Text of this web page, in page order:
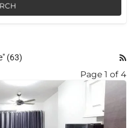
(63)
Page 1 of 4